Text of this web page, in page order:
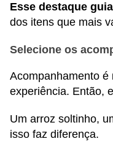
Esse destaque
dos itens que mais
Selecione os
Acompanhamento é
experiência. Então,
Um arroz soltinho,
isso faz diferença.